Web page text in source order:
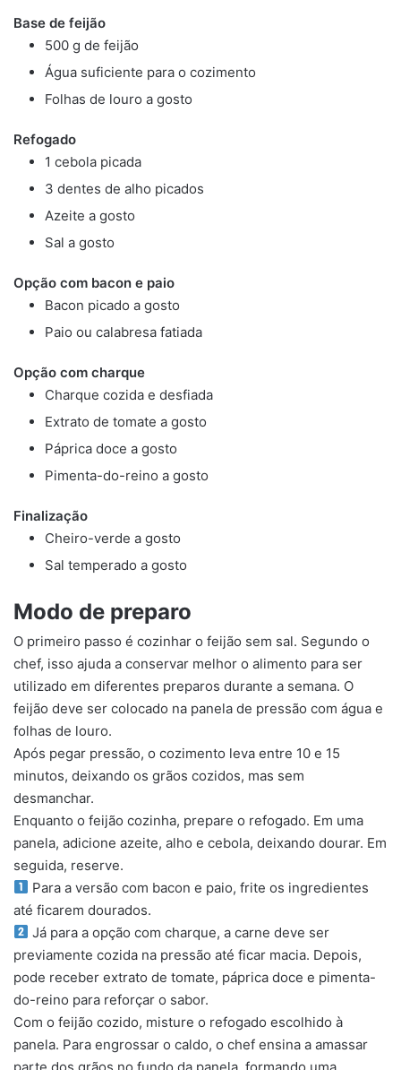
Base de feijão
500 g de feijão
Água suficiente para o cozimento
Folhas de louro a gosto
Refogado
1 cebola picada
3 dentes de alho picados
Azeite a gosto
Sal a gosto
Opção com bacon e paio
Bacon picado a gosto
Paio ou calabresa fatiada
Opção com charque
Charque cozida e desfiada
Extrato de tomate a gosto
Páprica doce a gosto
Pimenta-do-reino a gosto
Finalização
Cheiro-verde a gosto
Sal temperado a gosto
Modo de preparo
O primeiro passo é cozinhar o feijão sem sal. Segundo o
chef, isso ajuda a conservar melhor o alimento para ser
utilizado em diferentes preparos durante a semana. O
feijão deve ser colocado na panela de pressão com água e
folhas de louro.
Após pegar pressão, o cozimento leva entre 10 e 15
minutos, deixando os grãos cozidos, mas sem
desmanchar.
Enquanto o feijão cozinha, prepare o refogado. Em uma
panela, adicione azeite, alho e cebola, deixando dourar. Em
seguida, reserve.
Para a versão com bacon e paio, frite os ingredientes
até ficarem dourados.
Já para a opção com charque, a carne deve ser
previamente cozida na pressão até ficar macia. Depois,
pode receber extrato de tomate, páprica doce e pimenta-
do-reino para reforçar o sabor.
Com o feijão cozido, misture o refogado escolhido à
panela. Para engrossar o caldo, o chef ensina a amassar
parte dos grãos no fundo da panela, formando uma